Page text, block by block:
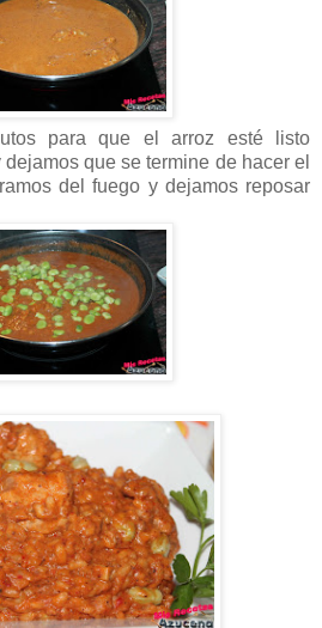
para que el arroz esté listo
que se termine de hacer el
del fuego y dejamos reposar